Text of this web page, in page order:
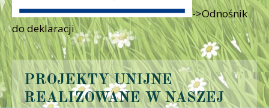
->Odnośnik
do deklaracji
PROJEKTY UNIJNE
REALIZOWANE W NASZEJ